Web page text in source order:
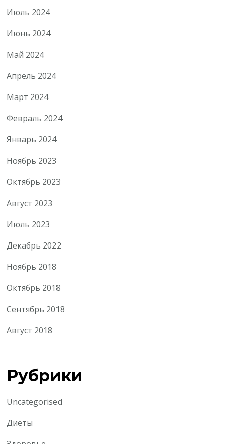
Июль 2024
Июнь 2024
Май 2024
Апрель 2024
Март 2024
Февраль 2024
Январь 2024
Ноябрь 2023
Октябрь 2023
Август 2023
Июль 2023
Декабрь 2022
Ноябрь 2018
Октябрь 2018
Сентябрь 2018
Август 2018
Рубрики
Uncategorised
Диеты